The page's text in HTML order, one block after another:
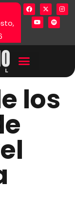
de las y los
excel expone
los